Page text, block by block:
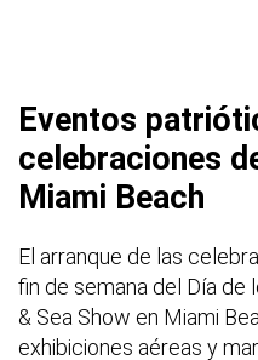
Eventos
celebraciones
Miami Beach
El arranque de las
fin de semana del Día de
& Sea Show en Miami
exhibiciones aéreas y